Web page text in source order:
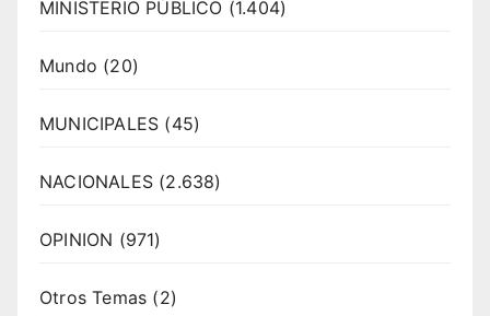
MINISTERIO PÚBLICO (1.404)
Mundo (20)
MUNICIPALES (45)
NACIONALES (2.638)
OPINION (971)
Otros Temas (2)